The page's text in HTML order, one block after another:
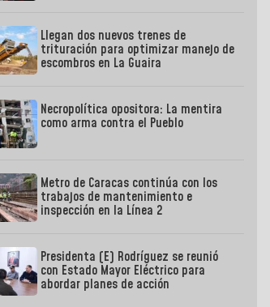
Llegan dos nuevos trenes de
trituración para optimizar manejo de
escombros en La Guaira
Necropolítica opositora: La mentira
como arma contra el Pueblo
Metro de Caracas continúa con los
trabajos de mantenimiento e
inspección en la Línea 2
Presidenta (E) Rodríguez se reunió
con Estado Mayor Eléctrico para
abordar planes de acción